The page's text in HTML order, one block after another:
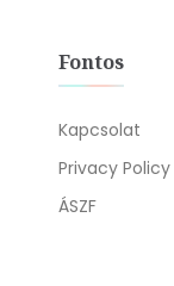
Fontos
Kapcsolat
Privacy Policy
ÁSZF